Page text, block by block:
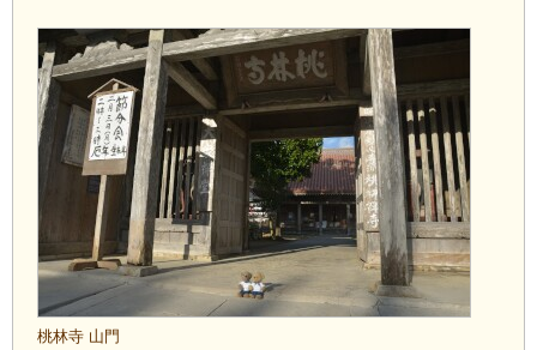
桃林寺 山門